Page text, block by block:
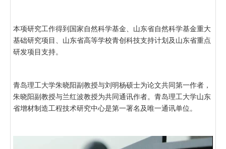
本项研究工作得到国家自然科学基金、山东省自然科学基金重大
基础研究项目、山东省高等学校青创科技支持计划及山东省重点
研发项目支持。
青岛理工大学朱晓阳副教授与刘明杨硕士为论文共同第一作者，
朱晓阳副教授与兰红波教授为共同通讯作者。青岛理工大学山东
省增材制造工程技术研究中心是第一署名及唯一通讯单位。